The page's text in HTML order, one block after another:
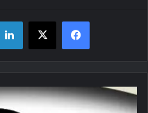
فیسبوک X